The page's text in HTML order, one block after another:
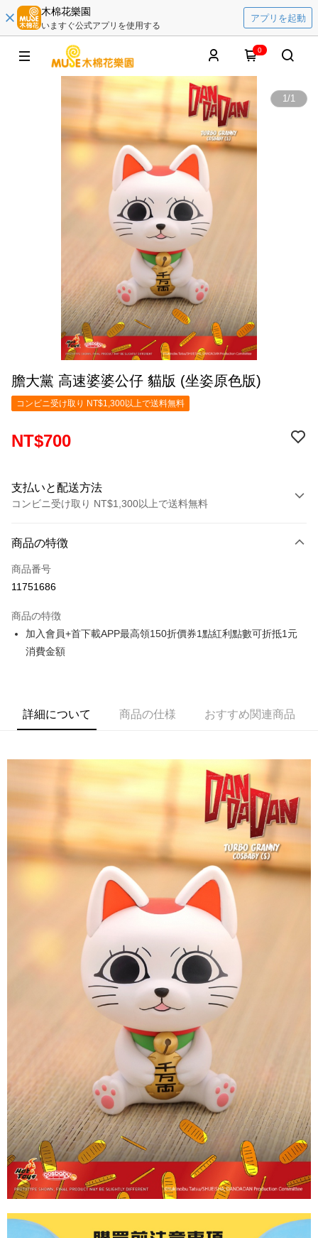
木棉花樂園
いますぐ公式アプリを使用する
アプリを起動
0
1/1
膽大黨 高速婆婆公仔 貓版 (坐姿原色版)
コンビニ受け取り NT$1,300以上で送料無料
NT$700
支払いと配送方法
コンビニ受け取り NT$1,300以上で送料無料
クレジットカード1回払い
コンビニ店頭代金引換
Apple Pay
Easy Wallet
ATM払い
代金引換
全家取貨付款
配送毎にNT$65、NT$1,300以上で送料無料
付款後全家取貨
配送毎にNT$65、NT$1,300以上で送料無料
(不開放使用，請勿選取）
配送毎にNT$9,999
配送毎にNT$65、NT$1,300以上で送料無料
配送毎にNT$65、NT$1,300以上で送料無料
配送毎にNT$100、NT$1,300以上で送料無料
宅配-離島(澎湖/金門/馬祖)-木棉花樂園專用
配送毎にNT$220
黑貓宅配-貨到付款
配送毎にNT$150
商品の特徴
商品番号
11751686
商品の特徴
加入會員+首下載APP最高領150折價券1點紅利點數可折抵1元
消費金額
詳細について 商品の仕様 おすすめ関連商品